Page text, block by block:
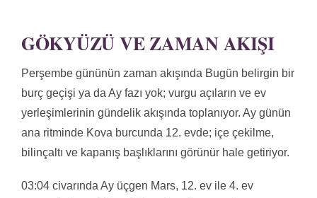
GÖKYÜZÜ VE ZAMAN AKIŞI
Perşembe gününün zaman akışında Bugün belirgin bir
burç geçişi ya da Ay fazı yok; vurgu açıların ve ev
yerleşimlerinin gündelik akışında toplanıyor. Ay günün
ana ritminde Kova burcunda 12. evde; içe çekilme,
bilinçaltı ve kapanış başlıklarını görünür hale getiriyor.
03:04 civarında Ay üçgen Mars, 12. ev ile 4. ev